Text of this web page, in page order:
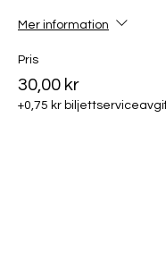
Mer information
Pris
30,00 kr
+0,75 kr